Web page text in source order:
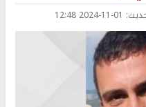
2024-11-01 12:48